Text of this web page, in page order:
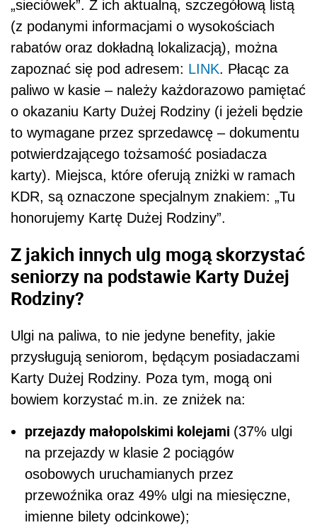
„sieciówek”. Z ich aktualną, szczegółową listą
(z podanymi informacjami o wysokościach
rabatów oraz dokładną lokalizacją), można
zapoznać się pod adresem: LINK. Płacąc za
paliwo w kasie – należy każdorazowo pamiętać
o okazaniu Karty Dużej Rodziny (i jeżeli będzie
to wymagane przez sprzedawcę – dokumentu
potwierdzającego tożsamość posiadacza
karty). Miejsca, które oferują zniżki w ramach
KDR, są oznaczone specjalnym znakiem: „Tu
honorujemy Kartę Dużej Rodziny”.
Z jakich innych ulg mogą skorzystać
seniorzy na podstawie Karty Dużej
Rodziny?
Ulgi na paliwa, to nie jedyne benefity, jakie
przysługują seniorom, będącym posiadaczami
Karty Dużej Rodziny. Poza tym, mogą oni
bowiem korzystać m.in. ze zniżek na:
przejazdy małopolskimi kolejami (37% ulgi
na przejazdy w klasie 2 pociągów
osobowych uruchamianych przez
przewoźnika oraz 49% ulgi na miesięczne,
imienne bilety odcinkowe);